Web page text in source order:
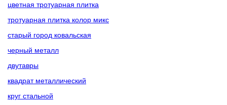
цветная тротуарная плитка
тротуарная плитка колор микс
старый город ковальская
черный металл
двутавры
квадрат металлический
круг стальной